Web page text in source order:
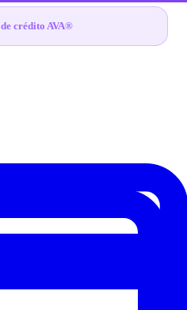
crédito AVA®